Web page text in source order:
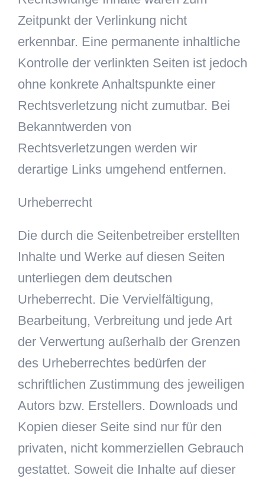
Zeitpunkt der Verlinkung nicht
erkennbar. Eine permanente inhaltliche
Kontrolle der verlinkten Seiten ist jedoch
ohne konkrete Anhaltspunkte einer
Rechtsverletzung nicht zumutbar. Bei
Bekanntwerden von
Rechtsverletzungen werden wir
derartige Links umgehend entfernen.
Urheberrecht
Die durch die Seitenbetreiber erstellten
Inhalte und Werke auf diesen Seiten
unterliegen dem deutschen
Urheberrecht. Die Vervielfältigung,
Bearbeitung, Verbreitung und jede Art
der Verwertung außerhalb der Grenzen
des Urheberrechtes bedürfen der
schriftlichen Zustimmung des jeweiligen
Autors bzw. Erstellers. Downloads und
Kopien dieser Seite sind nur für den
privaten, nicht kommerziellen Gebrauch
gestattet. Soweit die Inhalte auf dieser